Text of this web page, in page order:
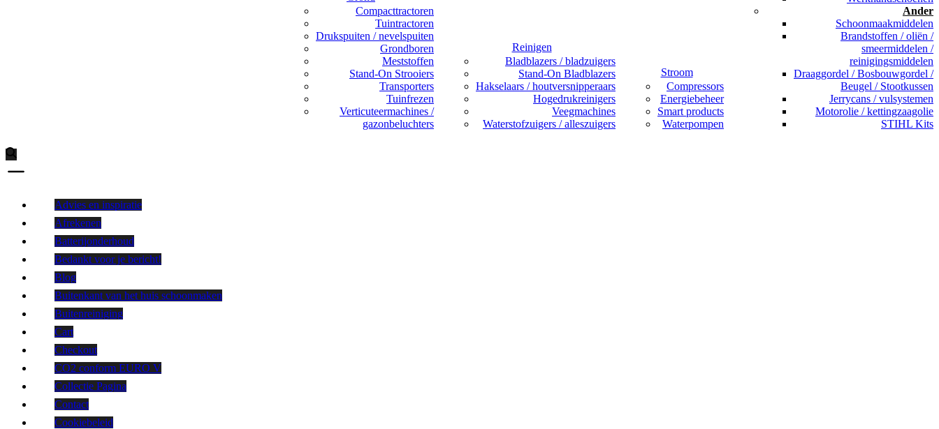
Compacttractoren
Tuintractoren
Drukspuiten / nevelspuiten
Grondboren
Meststoffen
Stand-On Strooiers
Transporters
Tuinfrezen
Verticuteermachines /
gazonbeluchters
Reinigen
Bladblazers / bladzuigers
Stand-On Bladblazers
Hakselaars / houtversnipperaars
Hogedrukreinigers
Veegmachines
Waterstofzuigers / alleszuigers
Stroom
Compressors
Energiebeheer
Smart products
Waterpompen
Ander
Schoonmaakmiddelen
Brandstoffen / oliën /
smeermiddelen /
reinigingsmiddelen
Draaggordel / Bosbouwgordel /
Beugel / Stootkussen
Jerrycans / vulsystemen
Motorolie / kettingzaagolie
STIHL Kits
Advies en inspiratie
Afrekenen
Batterijonderhoud
Bedankt voor je bericht!
Blog
Buitenkant van het huis schoonmaken
Buitenreiniging
Cart
Checkout
CO2 conform EURO V
Collectie Pagina
Contact
Cookiebeleid